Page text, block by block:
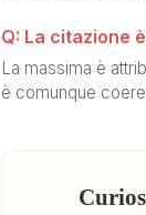
Q: La citazione
La massima è
è comunque